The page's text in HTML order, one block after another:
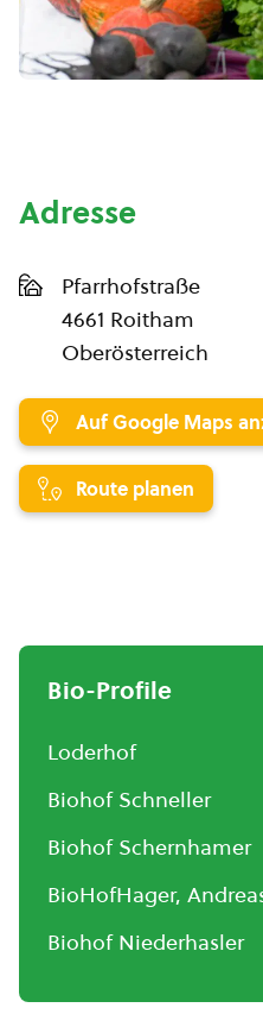
Adresse
Pfarrhofstraße
4661 Roitham
Oberösterreich
Auf Google Maps
Route planen
Bio-Profile
Loderhof
Biohof Schneller
Biohof Schernhamer
BioHofHager,
Biohof Niederhasler